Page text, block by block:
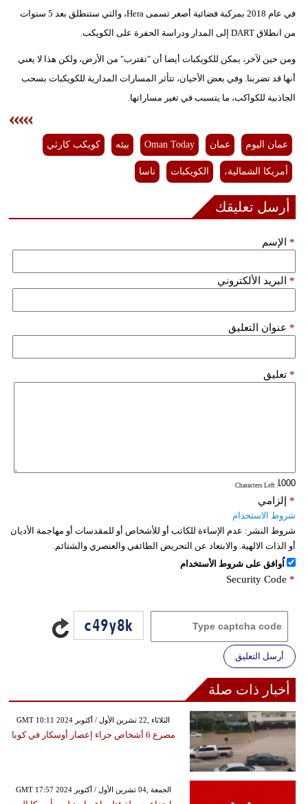
في عام 2018 بمركبة فضائية أصغر تسمى Hera، والتي ستنطلق بعد 5 سنوات
من انطلاق DART إلى المدار ودراسة الحفرة على الكويكب.
ومن حين لآخر، يمكن للكويكبات أيضا أن "تقترب" من الأرض، ولكن هذا لا يعني
أنها قد تضربنا. وفي بعض الأحيان، تتأثر المسارات المدارية للكويكبات بسحب
الجاذبية للكواكب، ما يتسبب في تغير مساراتها.
عمان اليوم عمان Oman Today بيئه كويكب كارثي
أمريكا الشمالية، الكويكبات ناسا
أرسل تعليقك
الإسم *
البريد الألكتروني *
عنوان التعليق *
تعليق *
: Characters Left
إلزامي *
شروط الاستخدام
شروط النشر: عدم الإساءة للكاتب أو للأشخاص أو للمقدسات أو مهاجمة الأديان
أو الذات الالهية. والابتعاد عن التحريض الطائفي والعنصري والشتائم.
اُوافق على شروط الأستخدام
Security Code *
أرسل التعليق
أخبار ذات صلة
GMT 10:11 2024 الثلاثاء ,22 تشرين الأول / أكتوبر
مصرع 6 أشخاص جراء إعصار أوسكار في كوبا
GMT 17:57 2024 الجمعة ,04 تشرين الأول / أكتوبر